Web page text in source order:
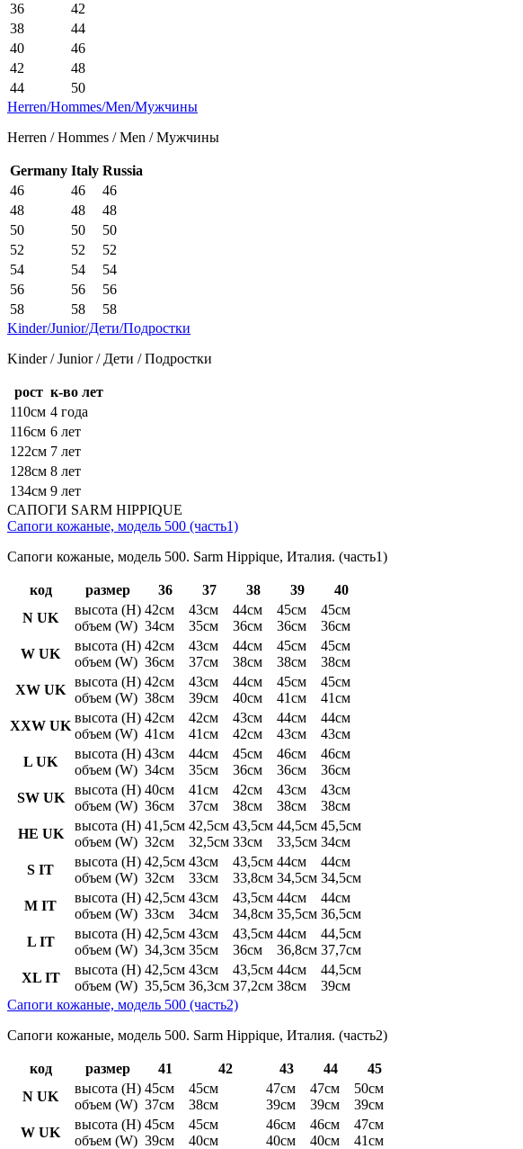
36
42
38
44
40
46
42
48
44
50
Herren/Hommes/Men/Мужчины
Herren / Hommes / Men / Мужчины
Germany Italy Russia
46
46
46
48
48
48
50
50
50
52
52
52
54
54
54
56
56
56
58
58
58
Kinder/Junior/Дети/Подростки
Kinder / Junior / Дети / Подростки
рост к-во лет
110см 4 года
116см 6 лет
122см 7 лет
128см 8 лет
134см 9 лет
САПОГИ SARM HIPPIQUE
Сапоги кожаные, модель 500 (часть1)
Сапоги кожаные, модель 500. Sarm Hippique, Италия. (часть1)
код размер 36 37 38 39
40
N UK
высота (H)
объем (W)
42см
34см
43см
35см
44см
36см
45см
36см
45см
36см
W UK
высота (H)
объем (W)
42см
36см
43см
37см
44см
38см
45см
38см
45см
38см
XW UK
высота (H)
объем (W)
42см
38см
43см
39см
44см
40см
45см
41см
45см
41см
XXW UK
высота (H)
объем (W)
42см
41см
42см
41см
43см
42см
44см
43см
44см
43см
L UK
высота (H)
объем (W)
43см
34см
44см
35см
45см
36см
46см
36см
46см
36см
SW UK
высота (H)
объем (W)
40см
36см
41см
37см
42см
38см
43см
38см
43см
38см
HE UK
высота (H)
объем (W)
41,5см
32см
42,5см
32,5см
43,5см
33см
44,5см
33,5см
45,5см
34см
S IT
высота (H)
объем (W)
42,5см
32см
43см
33см
43,5см
33,8см
44см
34,5см
44см
34,5см
M IT
высота (H)
объем (W)
42,5см
33см
43см
34см
43,5см
34,8см
44см
35,5см
44см
36,5см
L IT
высота (H)
объем (W)
42,5см
34,3см
43см
35см
43,5см
36см
44см
36,8см
44,5см
37,7см
XL IT
высота (H)
объем (W)
42,5см
35,5см
43см
36,3см
43,5см
37,2см
44см
38см
44,5см
39см
Сапоги кожаные, модель 500 (часть2)
Сапоги кожаные, модель 500. Sarm Hippique, Италия. (часть2)
код размер 41 42 43 44
45
N UK
высота (H)
объем (W)
45см
37см
45см
38см
47см
39см
47см
39см
50см
39см
W UK
высота (H)
объем (W)
45см
39см
45см
40см
46см
40см
46см
40см
47см
41см